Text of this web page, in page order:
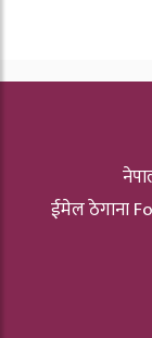
ईमेल ठेगाना